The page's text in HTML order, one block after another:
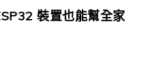
裝置也能幫全家